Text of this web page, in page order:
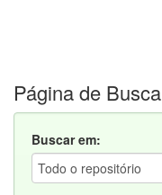
Página de Busca
Buscar em: